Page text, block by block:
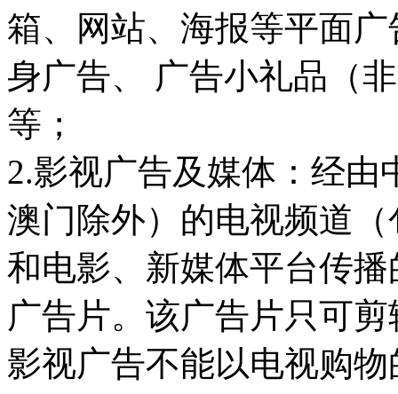
箱、网站、海报等平面
身广告、 广告小礼品（
等；
2.影视广告及媒体：经
澳门除外）的电视频道
和电影、新媒体平台传
广告片。该广告片只可
影视广告不能以电视购